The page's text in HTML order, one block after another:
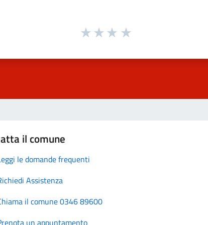
il comune
le domande frequenti
Assistenza
il comune 0346 89600
un appuntamento